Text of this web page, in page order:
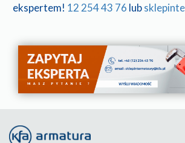
ekspertem! 12 254 43 76 lub